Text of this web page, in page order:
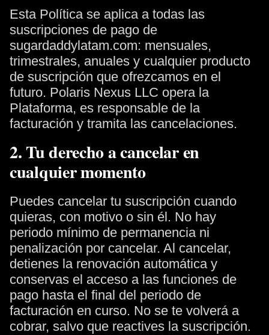
Esta Política se aplica a todas las
suscripciones de pago de
sugardaddylatam.com: mensuales,
trimestrales, anuales y cualquier producto
de suscripción que ofrezcamos en el
futuro. Polaris Nexus LLC opera la
Plataforma, es responsable de la
facturación y tramita las cancelaciones.
2. Tu derecho a cancelar en
cualquier momento
Puedes cancelar tu suscripción cuando
quieras, con motivo o sin él. No hay
periodo mínimo de permanencia ni
penalización por cancelar. Al cancelar,
detienes la renovación automática y
conservas el acceso a las funciones de
pago hasta el final del periodo de
facturación en curso. No se te volverá a
cobrar, salvo que reactives la suscripción.